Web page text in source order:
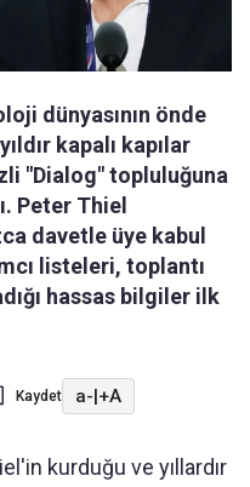
dünyasının önde
kapalı kapılar
"Dialog" topluluğuna
Peter Thiel
davetle üye kabul
listeleri, toplantı
hassas bilgiler ilk
Kaydet a-|+A
kurduğu ve yıllardır